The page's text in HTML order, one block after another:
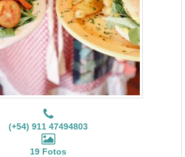
(+54) 911 47494803
19 Fotos